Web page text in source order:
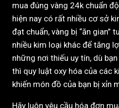
mua đúng vàng 24k chuẩn
hiện nay có rất nhiều cơ sở
đạt chuẩn, vàng bị “ăn gian”
nhiều kim loại khác để tăng
những nơi thiếu uy tín, dù
thì quy luật oxy hóa của các
khiến món đồ của bạn bị xỉn
Hãy luôn yêu cầu hóa đơn